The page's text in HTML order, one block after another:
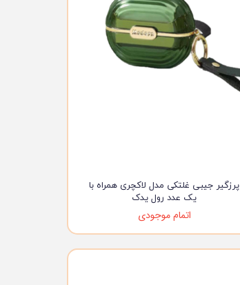
پرزگیر جیبی غلتکی مدل لاکچری همراه با
یک عدد رول یدک
اتمام موجودی